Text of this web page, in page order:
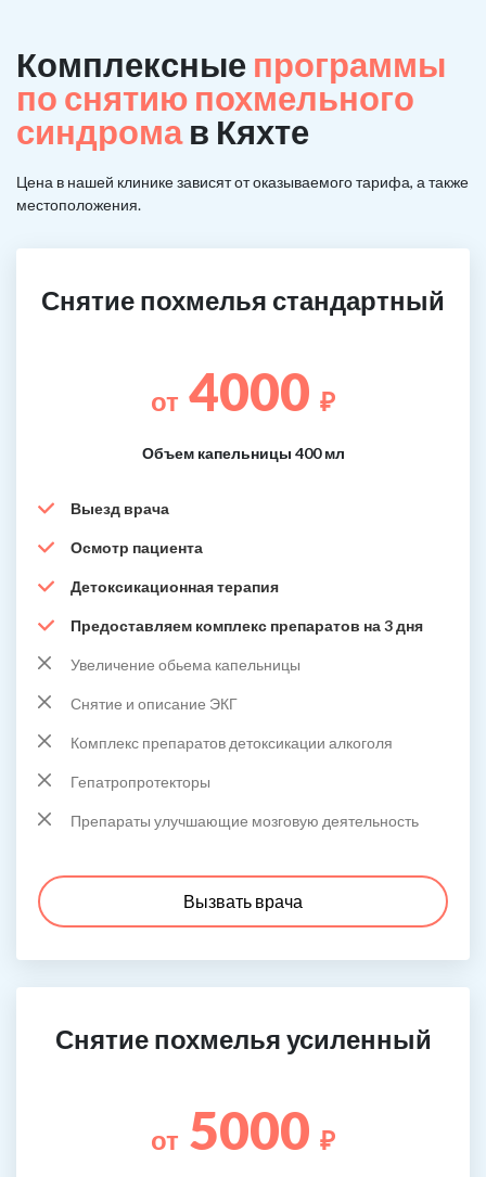
Комплексные программы
по снятию похмельного
синдромав Кяхте
Цена в нашей клинике зависят от оказываемого тарифа, а также
местоположения.
Снятие похмелья стандартный
от 4000 ₽
Объем капельницы 400 мл
Выезд врача
Осмотр пациента
Детоксикационная терапия
Предоставляем комплекс препаратов на 3 дня
Увеличение обьема капельницы
Снятие и описание ЭКГ
Комплекс препаратов детоксикации алкоголя
Гепатропротекторы
Препараты улучшающие мозговую деятельность
Вызвать врача
Снятие похмелья усиленный
от 5000 ₽